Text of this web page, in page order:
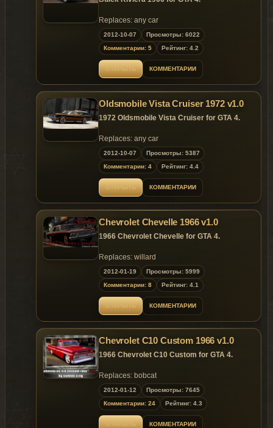
Replaces: any car
2012-10-07
Просмотры: 6022
Комментарии: 5
Рейтинг: 4.2
КОММЕНТАРИИ
Oldsmobile Vista Cruiser 1972 v1.0
1972 Oldsmobile Vista Cruiser for GTA 4.
Replaces: any car
2012-10-07
Просмотры: 5387
Комментарии: 4
Рейтинг: 4.4
КОММЕНТАРИИ
Chevrolet Chevelle 1966 v1.0
1966 Chevrolet Chevelle for GTA 4.
Replaces: willard
2012-01-19
Просмотры: 5999
Комментарии: 8
Рейтинг: 4.1
КОММЕНТАРИИ
Chevrolet C10 Custom 1966 v1.0
1966 Chevrolet C10 Custom for GTA 4.
Replaces: bobcat
Model is exclusive toGtaMania
Starter-Team.ru !sites until 25.01.2012 !
2012-01-12
Просмотры: 7645
Комментарии: 24
Рейтинг: 4.3
КОММЕНТАРИИ